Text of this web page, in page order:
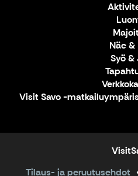
Näe &
Syö &
Visit Savo -
Tilaus- ja peruutusehdot